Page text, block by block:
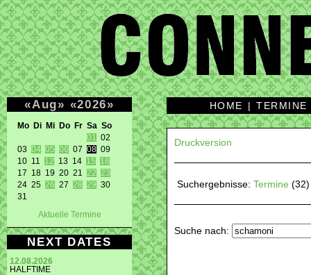
«Aug» «2026»
Mo Di Mi Do Fr Sa So
01
02
03 04 05 06 07 08 09
10 11 12 13 14 15
16
17 18 19 20 21 22
23
24 25 26 27 28 29 30
31
Aktuelle Termine
NEXT DATES
12.08.2026
HALFTIME
HOME |TERMINE
Druckversion
Suchergebnisse: Termine
Suche nach: